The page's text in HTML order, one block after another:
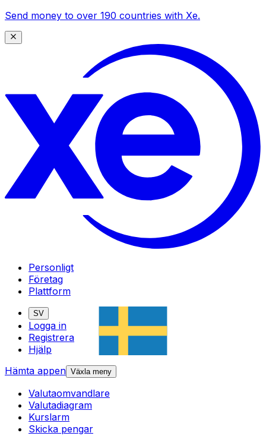
Send money to over 190 countries with Xe.
Personligt
Företag
Plattform
SV
Logga in
Registrera
Hjälp
Hämta appen Växla meny
Valutaomvandlare
Valutadiagram
Kurslarm
Skicka pengar